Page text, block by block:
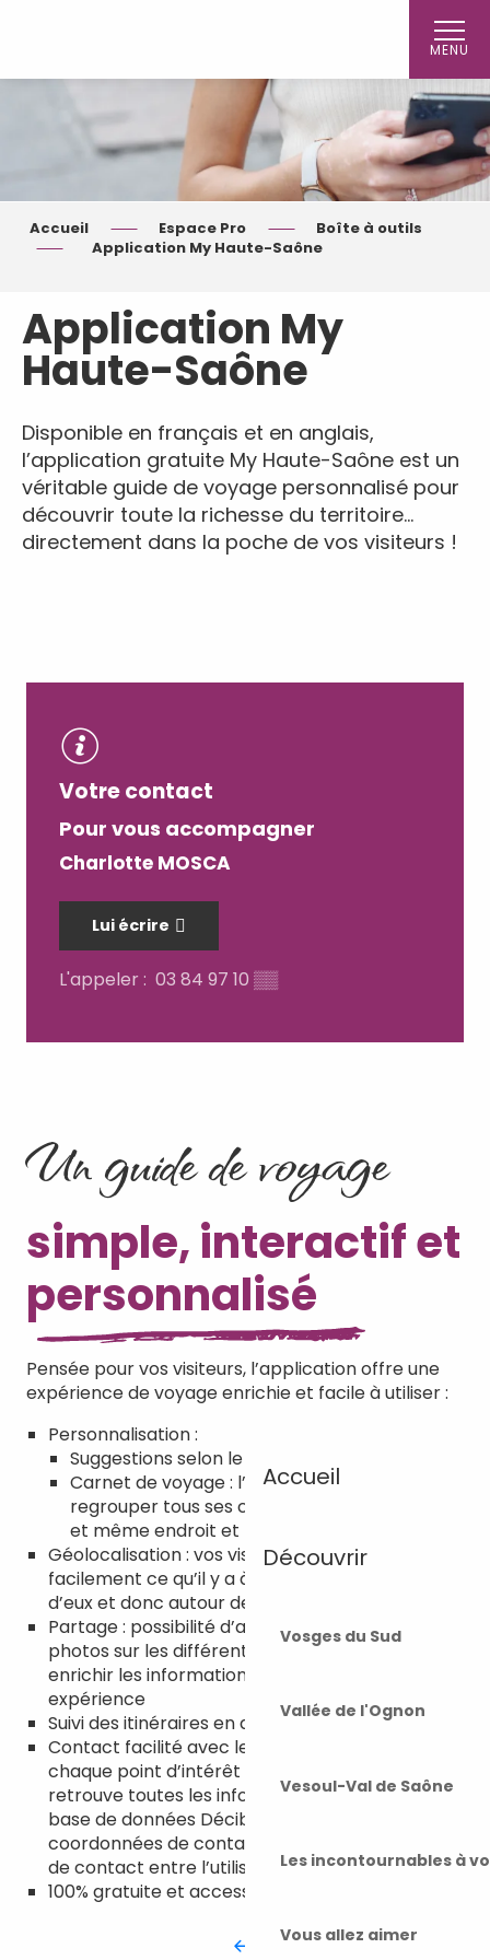
MENU
Accueil
Découvrir
Vosges du Sud
Vallée de l'Ognon
Vesoul-Val de Saône
Les incontournables à
Vous allez aimer
Accueil Espace Pro
Boîte à outils
Application My Haute-Saône
Application My
Haute-Saône
Disponible en français et en anglais,
l’application gratuite My Haute-Saône est un
véritable guide de voyage personnalisé pour
découvrir toute la richesse du territoire…
directement dans la poche de vos visiteurs !
Votre contact
Pour vous accompagner
Charlotte MOSCA
Lui écrire
L'appeler : 03 84 97 10 ▒▒
Un guide de voyage
simple, interactif et
personnalisé
Pensée pour vos visiteurs, l’application offre une
expérience de voyage enrichie et facile à utiliser :
Personnalisation :
Suggestions selon le profil complété
Carnet de voyage : l’utilisateur peut
regrouper tous ses coups de cœur en un seul
et même endroit et les retrouver plus tard
Géolocalisation : vos visiteurs trouvent
facilement ce qu’il y a à voir et à faire autour
d’eux et donc autour de votre établissement !
Partage : possibilité d’ajouter ses propres
photos sur les différentes points d’intérêts pour
enrichir les informations et partager son
expérience
Suivi des itinéraires en direct
Contact facilité avec les prestataires : sur
chaque point d’intérêt mis en avant, on
retrouve toutes les informations issues de la
base de données Décibelles Data dont les
coordonnées de contact, facilitant ainsi la prise
de contact entre l’utilisateur et vous !
100% gratuite et accessible à tous